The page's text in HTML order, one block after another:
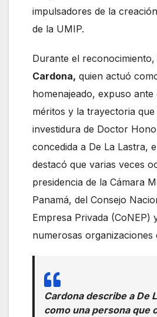
impulsadores de la
de la UMIP.
Durante el reconocimiento,
Cardona, quien actuó
homenajeado, expuso
méritos y la trayectoria
investidura de Doctor
concedida a De La Lastra,
destacó que varias veces
presidencia de la Cámara
Panamá, del Consejo
Empresa Privada (CoNEP)
numerosas organizaciones
Cardona describe a De
como una persona que